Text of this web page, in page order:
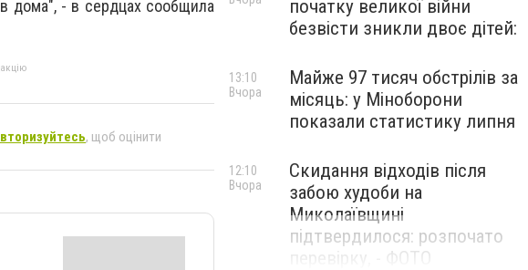
дома", - в сердцах сообщила
, щоб оцінити
початку великої війни
безвісти зникли двоє дітей:
Майже 97 тисяч обстрілів за
місяць: у Міноборони
показали статистику липня
13:10
Вчора
Скидання відходів після
забою худоби на
Миколаївщині
підтвердилося: розпочато
перевірку, - ФОТО
12:10
Вчора